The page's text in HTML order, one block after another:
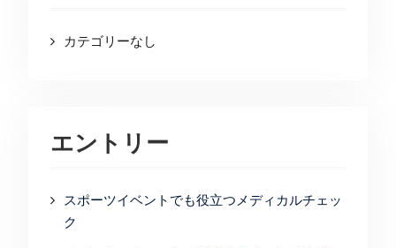
カテゴリーなし
エントリー
スポーツイベントでも役立つメディカルチェッ
ク